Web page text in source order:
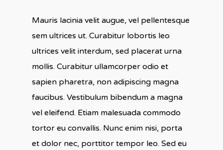
Mauris lacinia velit augue, vel pellentesque
sem ultrices ut. Curabitur lobortis leo
ultrices velit interdum, sed placerat urna
mollis. Curabitur ullamcorper odio et
sapien pharetra, non adipiscing magna
faucibus. Vestibulum bibendum a magna
vel eleifend. Etiam malesuada commodo
tortor eu convallis. Nunc enim nisi, porta
et dolor nec, porttitor tempor leo. Sed eu